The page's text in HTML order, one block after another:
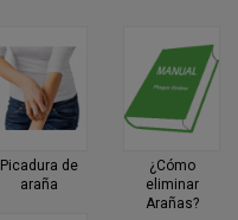
Picadura de
araña
¿Cómo
eliminar
Arañas?